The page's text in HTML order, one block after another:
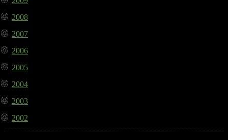
2008
2007
2006
2005
2004
2003
2002